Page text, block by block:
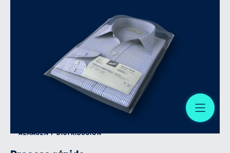
ALMACÉN Y DISTRIBUCIÓN